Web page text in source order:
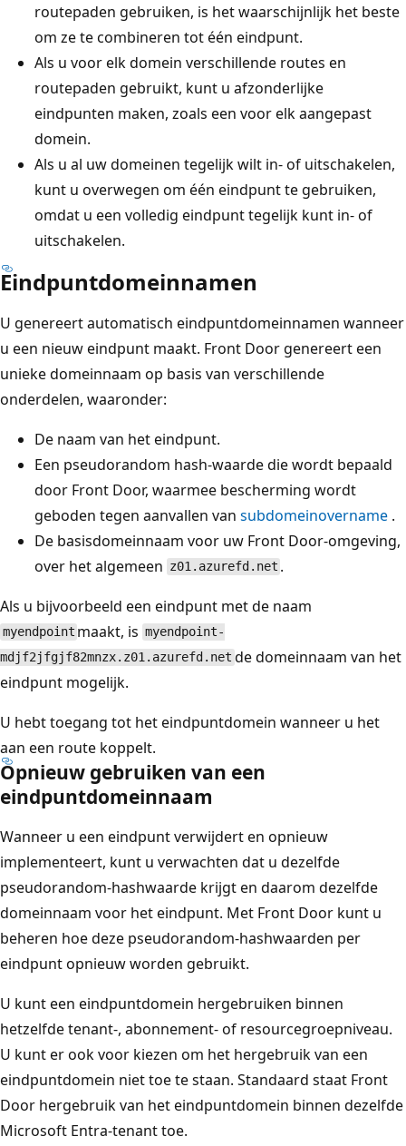
routepaden gebruiken, is het waarschijnlijk het beste
om ze te combineren tot één eindpunt.
Als u voor elk domein verschillende routes en
routepaden gebruikt, kunt u afzonderlijke
eindpunten maken, zoals een voor elk aangepast
domein.
Als u al uw domeinen tegelijk wilt in- of uitschakelen,
kunt u overwegen om één eindpunt te gebruiken,
omdat u een volledig eindpunt tegelijk kunt in- of
uitschakelen.
Eindpuntdomeinnamen
U genereert automatisch eindpuntdomeinnamen wanneer
u een nieuw eindpunt maakt. Front Door genereert een
unieke domeinnaam op basis van verschillende
onderdelen, waaronder:
De naam van het eindpunt.
Een pseudorandom hash-waarde die wordt bepaald
door Front Door, waarmee bescherming wordt
geboden tegen aanvallen van subdomeinovername .
De basisdomeinnaam voor uw Front Door-omgeving,
over het algemeen z01.azurefd.net .
Als u bijvoorbeeld een eindpunt met de naam
myendpoint maakt, is myendpoint-
mdjf2jfgjf82mnzx.z01.azurefd.net de domeinnaam van het
eindpunt mogelijk.
U hebt toegang tot het eindpuntdomein wanneer u het
aan een route koppelt.
Opnieuw gebruiken van een
eindpuntdomeinnaam
Wanneer u een eindpunt verwijdert en opnieuw
implementeert, kunt u verwachten dat u dezelfde
pseudorandom-hashwaarde krijgt en daarom dezelfde
domeinnaam voor het eindpunt. Met Front Door kunt u
beheren hoe deze pseudorandom-hashwaarden per
eindpunt opnieuw worden gebruikt.
U kunt een eindpuntdomein hergebruiken binnen
hetzelfde tenant-, abonnement- of resourcegroepniveau.
U kunt er ook voor kiezen om het hergebruik van een
eindpuntdomein niet toe te staan. Standaard staat Front
Door hergebruik van het eindpuntdomein binnen dezelfde
Microsoft Entra-tenant toe.